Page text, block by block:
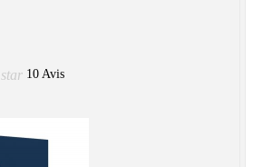
star 10 Avis